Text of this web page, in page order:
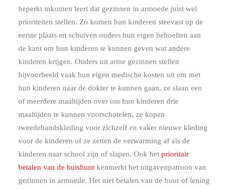
beperkt inkomen leert dat gezinnen in armoede juist wel
prioriteiten stellen. Zo komen hun kinderen steevast op de
eerste plaats en schuiven ouders hun eigen behoeften aan
de kant om hun kinderen te kunnen geven wat andere
kinderen krijgen. Ouders uit arme gezinnen stellen
bijvoorbeeld vaak hun eigen medische kosten uit om met
hun kinderen naar de dokter te kunnen gaan, ze slaan een
of meerdere maaltijden over om hun kinderen drie
maaltijden te kunnen voorschotelen, ze kopen
tweedehandskleding voor zichzelf en vaker nieuwe kleding
voor de kinderen of ze zetten de verwarming af als de
kinderen naar school zijn of slapen. Ook het prioritair
betalen van de huishuur kenmerkt het uitgavenpatroon van
gezinnen in armoede. Het niet betalen van de huur of lening